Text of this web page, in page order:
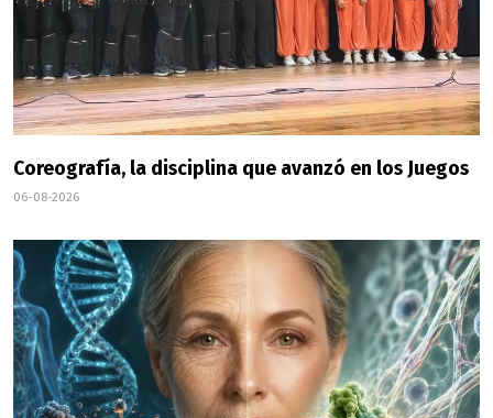
Coreografía, la disciplina que avanzó en los Juegos
06-08-2026